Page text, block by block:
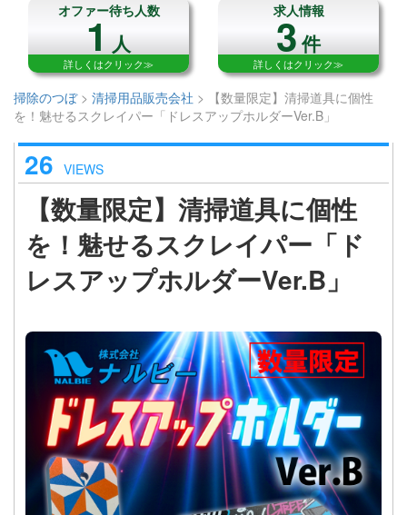
オファー待ち人数
1人
詳しくはクリック≫
求人情報
3件
詳しくはクリック≫
掃除のつぼ> 清掃用品販売会社 >
【数量限定】清掃道具に個性
を！魅せるスクレイパー「ドレスアップホルダーVer.B」
26 VIEWS
【数量限定】清掃道具に個性
を！魅せるスクレイパー「ド
レスアップホルダーVer.B」